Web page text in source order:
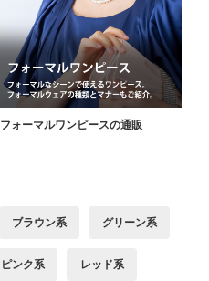
フォーマルワンピースの通販
ブラウン系 グリーン系
ピンク系 レッド系